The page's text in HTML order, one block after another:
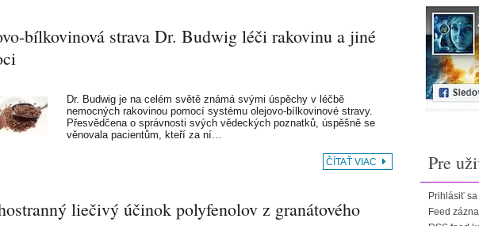
bílkovinová strava Dr. Budwig léči rakovinu a jiné
Dr. Budwig je na celém světě známá svými úspěchy v léčbě
nemocných rakovinou pomocí systému olejovo-bílkovinové stravy.
Přesvědčena o správnosti svých vědeckých poznatků, úspěšně se
věnovala pacientům, kteří za ní…
ČÍTAŤ VIAC
liečivý účinok polyfenolov z granátového
Pre
Prihlásiť sa
Feed